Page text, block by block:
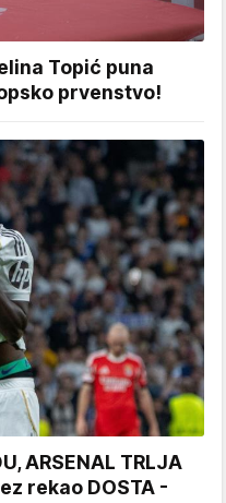
Topić puna
prvenstvo!
ARSENAL TRLJA
rekao DOSTA -